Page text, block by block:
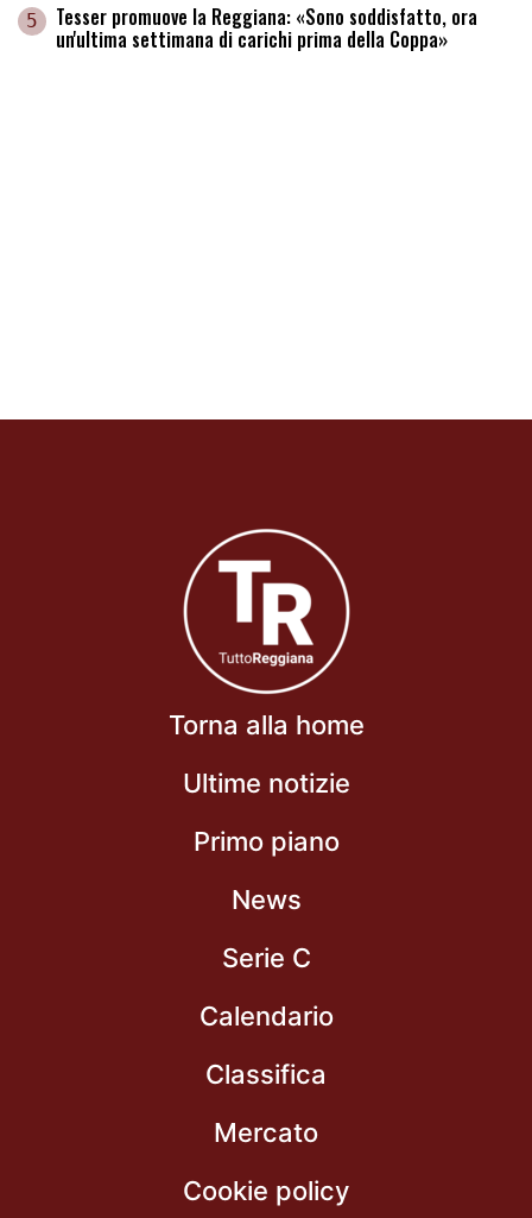
5 Tesser promuove la Reggiana: «Sono soddisfatto, ora
un'ultima settimana di carichi prima della Coppa»
Torna alla home
Ultime notizie
Primo piano
News
Serie C
Calendario
Classifica
Mercato
Cookie policy